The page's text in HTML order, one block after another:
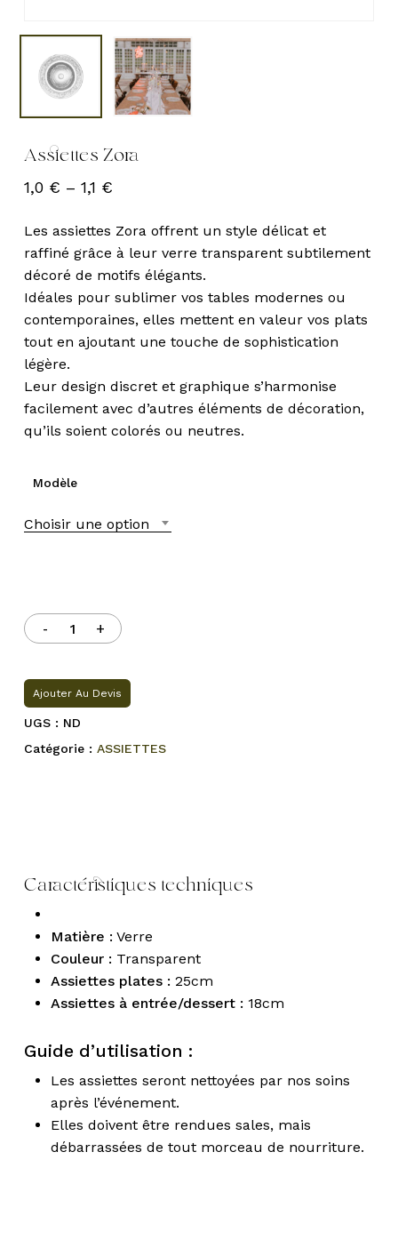
Assiettes Zora
1,0 € – 1,1 €
Les assiettes Zora offrent un style délicat et
raffiné grâce à leur verre transparent subtilement
décoré de motifs élégants.
Idéales pour sublimer vos tables modernes ou
contemporaines, elles mettent en valeur vos plats
tout en ajoutant une touche de sophistication
légère.
Leur design discret et graphique s’harmonise
facilement avec d’autres éléments de décoration,
qu’ils soient colorés ou neutres.
Modèle
Choisir une option
Ajouter Au Devis
UGS : ND
Catégorie : ASSIETTES
Caractéristiques techniques
Matière : Verre
Couleur : Transparent
Assiettes plates : 25cm
Assiettes à entrée/dessert : 18cm
Guide d’utilisation :
Les assiettes seront nettoyées par nos soins
après l’événement.
Elles doivent être rendues sales, mais
débarrassées de tout morceau de nourriture.